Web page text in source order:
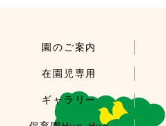
園のご案内
在園児専用
ギャラリー